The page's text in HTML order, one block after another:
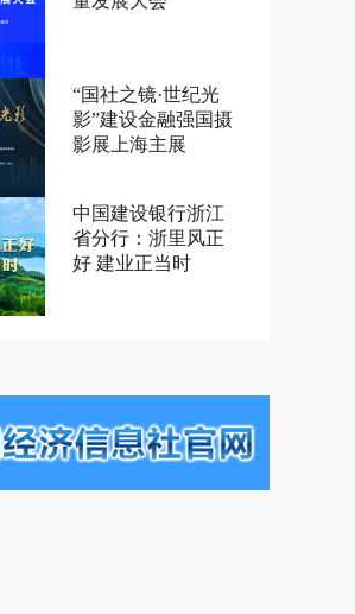
“国社之镜·世纪光
影”建设金融强国摄
影展上海主展
中国建设银行浙江
省分行：浙里风正
好 建业正当时